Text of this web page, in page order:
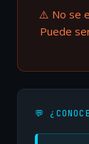
⚠️ No se
Puede
💬